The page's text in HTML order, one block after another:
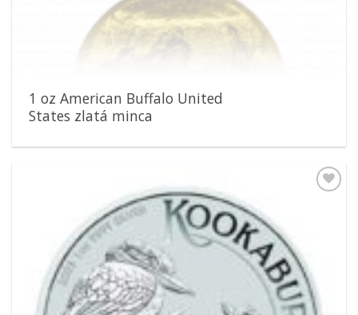
1 oz American Buffalo United
States zlatá minca